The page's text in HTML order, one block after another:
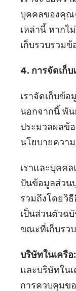
บุคคลของคุณ
เหล่านี้ หากไ
เก็บรวบรวมข้
4. การจัดเก็
เราจัดเก็บข้
นอกจากนี้ พั
ประมวลผลข้
นโยบายควา
เราและบุคค
ปันข้อมูลส่ว
รวมถึงโดยวิ
เป็นส่วนตัวฉ
ขณะที่เก็บรว
บริษัทในเครือ:
และบริษัทใน
การควบคุมข